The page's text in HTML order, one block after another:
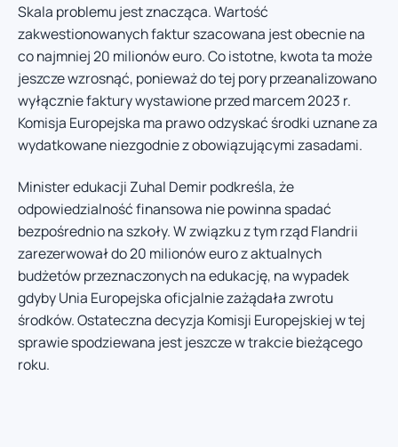
Skala problemu jest znacząca. Wartość
zakwestionowanych faktur szacowana jest obecnie na
co najmniej 20 milionów euro. Co istotne, kwota ta może
jeszcze wzrosnąć, ponieważ do tej pory przeanalizowano
wyłącznie faktury wystawione przed marcem 2023 r.
Komisja Europejska ma prawo odzyskać środki uznane za
wydatkowane niezgodnie z obowiązującymi zasadami.
Minister edukacji Zuhal Demir podkreśla, że
odpowiedzialność finansowa nie powinna spadać
bezpośrednio na szkoły. W związku z tym rząd Flandrii
zarezerwował do 20 milionów euro z aktualnych
budżetów przeznaczonych na edukację, na wypadek
gdyby Unia Europejska oficjalnie zażądała zwrotu
środków. Ostateczna decyzja Komisji Europejskiej w tej
sprawie spodziewana jest jeszcze w trakcie bieżącego
roku.